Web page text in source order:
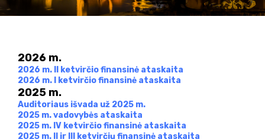
2026 m.
2026 m. II ketvirčio finansinė ataskaita
2026 m. I ketvirčio finansinė ataskaita
2025 m.
Auditoriaus išvada už 2025 m.
2025 m. vadovybės ataskaita
2025 m. IV ketvirčio finansinė ataskaita
2025 m. II ir III ketvirčių finansinė ataskaita